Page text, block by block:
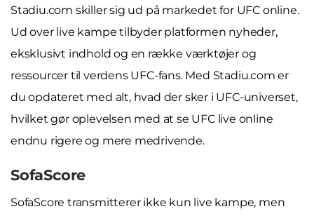
Stadiu.com skiller sig ud på markedet for UFC online.
Ud over live kampe tilbyder platformen nyheder,
eksklusivt indhold og en række værktøjer og
ressourcer til verdens UFC-fans. Med Stadiu.com er
du opdateret med alt, hvad der sker i UFC-universet,
hvilket gør oplevelsen med at se UFC live online
endnu rigere og mere medrivende.
SofaScore
SofaScore transmitterer ikke kun live kampe, men